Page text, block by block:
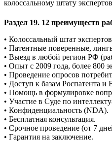
колоссальному штату
Раздел 19. 12 преимуществ
• Колоссальный штат
• Патентные поверенные,
• Выезд в любой регион РФ
• Опыт с 2009 года, более 800
• Проведение опросов
• Доступ к базам Роспатента
• Помощь в формулировке
• Участие в Суде по
• Конфиденциальность (NDA).
• Бесплатная консультация.
• Срочное проведение (от 7
• Гарантия на заключение.